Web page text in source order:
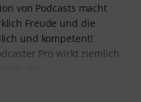
von Podcasts macht
Freude und die
und kompetent!
Pro wirkt ziemlich